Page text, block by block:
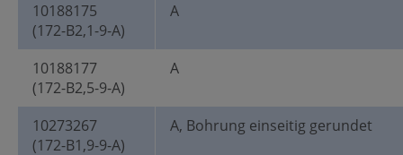
10188175
(172-B2,1-9-A)
A
10188177
(172-B2,5-9-A)
A
10273267
(172-B1,9-9-A)
A, Bohrung einseitig gerundet